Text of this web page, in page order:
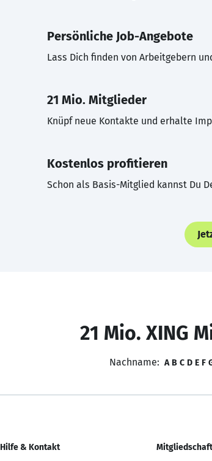
Persönliche Job-Angebote
Lass Dich finden von Arbeitgebern
21 Mio. Mitglieder
Knüpf neue Kontakte und erhalte
Kostenlos profitieren
Schon als Basis-Mitglied kannst Du
21 Mio. XING
Nachname: A B C D E F
Hilfe & Kontakt